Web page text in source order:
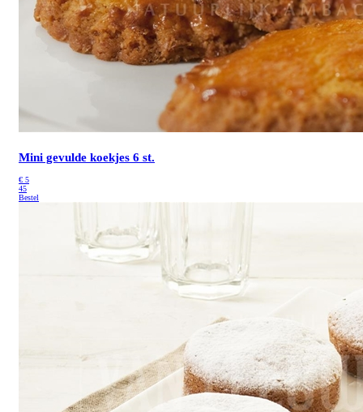
Mini gevulde koekjes 6 st.
€ 5
45
Bestel